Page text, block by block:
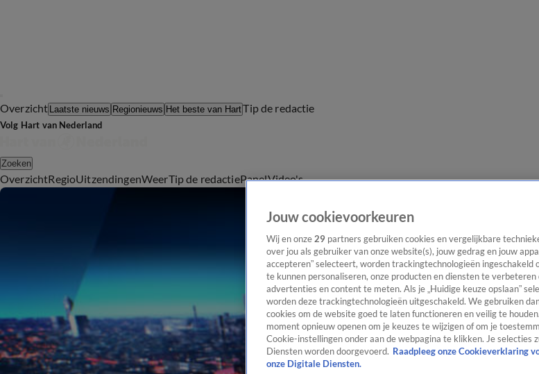
Overzicht Laatste nieuws Regionieuws Het beste van HartTip de redactie
Volg Hart van Nederland
Zoeken
OverzichtRegioUitzendingenWeerTip de redactiePanelVideo's
Jouw cookievoorkeuren
Wij en onze 29 partners gebruiken cookies en vergelijkbare
over jou als gebruiker van onze website(s), jouw gedrag en jouw
accepteren” selecteert, worden trackingtechnologieën ingeschakeld
te kunnen personaliseren, onze producten en diensten te
advertenties en content te meten. Als je „Huidige keuze opslaan”
worden deze trackingtechnologieën uitgeschakeld. We gebruiken
cookies om de website goed te laten functioneren en veilig te
moment opnieuw openen om je keuzes te wijzigen of om je
Cookie-instellingen onder aan de webpagina te klikken. Je selecties
Diensten worden doorgevoerd. Raadpleeg onze Cookieverklaring
onze Digitale Diensten.